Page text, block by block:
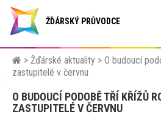
ŽĎÁRSKÝ PRŮVODCE
> Žďárské aktuality > O budoucí
zastupitelé v červnu
O BUDOUCÍ PODOBĚ TŘÍ KŘÍŽŮ
ZASTUPITELÉ V ČERVNU